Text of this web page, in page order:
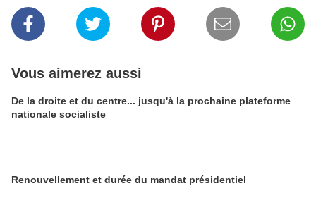
Vous aimerez aussi
De la droite et du centre... jusqu'à la prochaine plateforme
nationale socialiste
Renouvellement et durée du mandat présidentiel